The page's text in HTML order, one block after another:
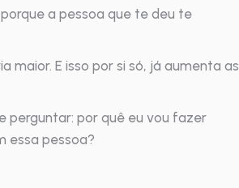
a pessoa que te deu te
E isso por si só, já aumenta as
perguntar: por quê eu vou fazer
essa pessoa?